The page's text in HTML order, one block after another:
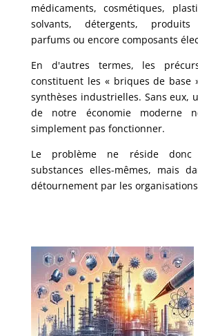
médicaments, cosmétiques,
solvants, détergents, produits
parfums ou encore composants
En d'autres termes, les
constituent les « briques de base
synthèses industrielles. Sans eux,
de notre économie moderne
simplement pas fonctionner.
Le problème ne réside
substances elles-mêmes, mais
détournement par les